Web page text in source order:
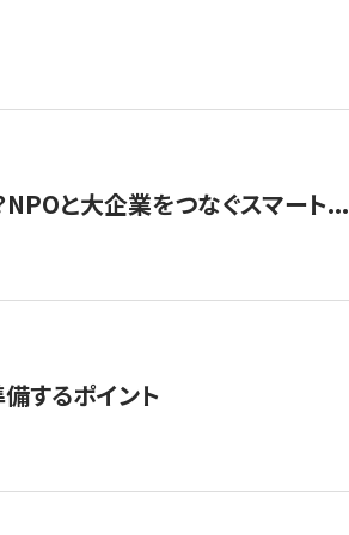
と大企業をつなぐスマート...
するポイント